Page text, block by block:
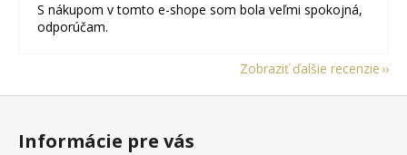
S nákupom v tomto e-shope som bola veľmi spokojná,
odporúčam.
Zobraziť ďalšie recenzie
Informácie pre vás